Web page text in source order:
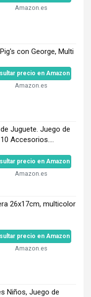
Amazon.es
con George, Multi
precio en Amazon
Amazon.es
Juguete. Juego de
Accesorios....
precio en Amazon
Amazon.es
26x17cm, multicolor
precio en Amazon
Amazon.es
Niños, Juego de